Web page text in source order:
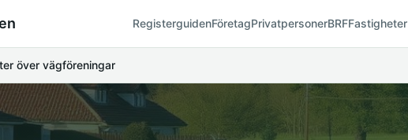
RegisterguidenFöretagPrivatpersonerBRFFastigheter
över vägföreningar